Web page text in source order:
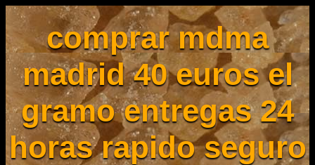
comprar mdma
madrid 40 euros el
gramo entregas 24
horas rapido seguro